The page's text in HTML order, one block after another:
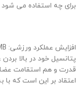
برای چه استفاده می شود
پتانسیل خود در بالا
قدرت و هم استقامت
اعتقاد بر این است که